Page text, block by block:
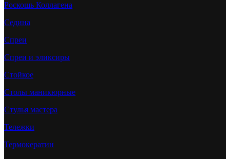
Роскошь Коллагена
Седина
Спреи
Спреи и эликсиры
Стойкое
Столы маникюрные
Стулья мастера
Тележки
Термокератин